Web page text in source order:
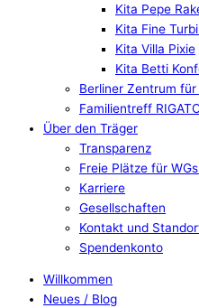
Kita Pepe
Kita Fine
Kita Villa Pixie
Kita Betti
Berliner Zentrum
Familientreff
Über den Träger
Transparenz
Freie Plätze für
Karriere
Gesellschaften
Kontakt und
Spendenkonto
Willkommen
Neues / Blog